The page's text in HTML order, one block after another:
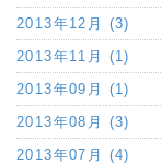
2013年12月 (3)
2013年11月 (1)
2013年09月 (1)
2013年08月 (3)
2013年07月 (4)